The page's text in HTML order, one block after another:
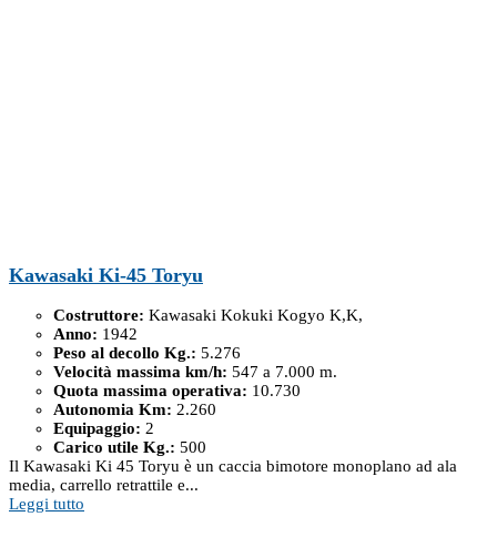
Kawasaki Ki-45 Toryu
Costruttore: Kawasaki Kokuki Kogyo K,K,
Anno: 1942
Peso al decollo Kg.: 5.276
Velocità massima km/h: 547 a 7.000 m.
Quota massima operativa: 10.730
Autonomia Km: 2.260
Equipaggio: 2
Carico utile Kg.: 500
Il Kawasaki Ki 45 Toryu è un caccia bimotore monoplano ad ala
media, carrello retrattile e...
Leggi tutto